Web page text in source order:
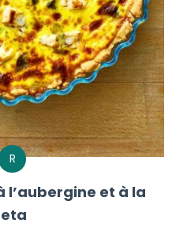
R
l’aubergine et à la